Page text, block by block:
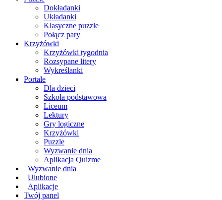
Dokładanki
Układanki
Klasyczne puzzle
Połącz pary
Krzyżówki
Krzyżówki tygodnia
Rozsypane litery
Wykreślanki
Portale
Dla dzieci
Szkoła podstawowa
Liceum
Lektury
Gry logiczne
Krzyżówki
Puzzle
Wyzwanie dnia
Aplikacja Quizme
Wyzwanie dnia
Ulubione
Aplikacje
Twój panel